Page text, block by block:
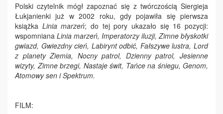
Polski czytelnik mógł zapoznać się z twórczością Siergieja
Łukjanienki już w 2002 roku, gdy pojawiła się pierwsza
książka Linia marzeń; do tej pory ukazało się 16 pozycji:
wspomniana Linia marzeń, Imperatorzy iluzji, Zimne błyskotki
gwiazd, Gwiezdny cień, Labirynt odbić, Fałszywe lustra, Lord
z planety Ziemia, Nocny patrol, Dzienny patrol, Jesienne
wizyty, Zimne brzegi, Nastaje świt, Tańce na śniegu, Genom,
Atomowy sen i Spektrum.
FILM: